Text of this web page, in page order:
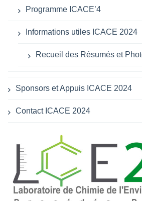
Programme ICACE’4
Informations utiles ICACE 2024
Recueil des Résumés et
Sponsors et Appuis ICACE 2024
Contact ICACE 2024